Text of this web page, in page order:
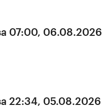
07:00, 06.08.2026
22:34, 05.08.2026